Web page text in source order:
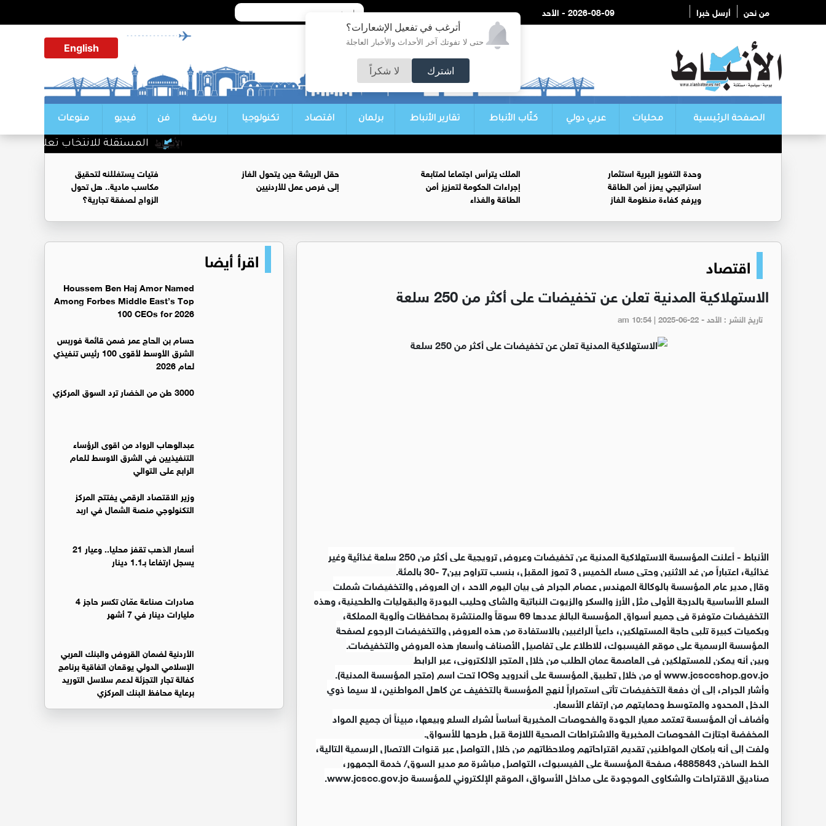
أترغب في تفعيل الإشعارات؟
حتى لا تفوتك آخر الأحداث والأخبار العاجلة
اشترك لا شكراً
من نحن أرسل خبرا 2026-08-09 - الأحد
English
الصفحة الرئيسية محليات عربي دولي كتّاب الأنباط تقارير الأنباط برلمان اقتصاد تكنولوجيا رياضة فن فيديو منوعات
المستقلة للانتخاب تعلن عن فتح باب
وحدة التغويز البرية استثمار
استراتيجي يعزز أمن الطاقة
ويرفع كفاءة منظومة الغاز
الملك يترأس اجتماعا لمتابعة
إجراءات الحكومة لتعزيز أمن
الطاقة والغذاء
حقل الريشة حين يتحول الغاز
إلى فرص عمل للأردنيين
فتيات يستغللنه لتحقيق
مكاسب مادية.. هل تحول
الزواج لصفقة تجارية؟
اقتصاد
الاستهلاكية المدنية تعلن عن تخفيضات على أكثر من 250 سلعة
تاريخ النشر : الأحد - am 10:54 | 2025-06-22
الأنباط -
أعلنت المؤسسة الاستهلاكية المدنية عن تخفيضات وعروض ترويجية على أكثر من 250 سلعة غذائية وغير
غذائية، اعتباراً من غد الاثنين وحتى مساء الخميس 3 تموز المقبل، بنسب تتراوح بين7 -30 بالمئة.
وقال مدير عام المؤسسة بالوكالة المهندس عصام الجراح في بيان اليوم الاحد ، إن العروض والتخفيضات شملت
السلع الأساسية بالدرجة الأولى مثل الأرز والسكر والزيوت النباتية والشاي وحليب البودرة والبقوليات والطحينية، وهذه
التخفيضات متوفرة في جميع أسواق المؤسسة البالغ عددها 69 سوقاً والمنتشرة بمحافظات وألوية المملكة،
وبكميات كبيرة تلبي حاجة المستهلكين، داعياً الراغبين بالاستفادة من هذه العروض والتخفيضات الرجوع لصفحة
المؤسسة الرسمية على موقع الفيسبوك، للاطلاع على تفاصيل الأصناف وأسعار هذه العروض والتخفيضات.
وبين أنه يمكن للمستهلكين في العاصمة عمان الطلب من خلال المتجر الإلكتروني، عبر الرابط
www.jcsccshop.gov.jo أو من خلال تطبيق المؤسسة على أندرويد وIOS تحت اسم (متجر المؤسسة المدنية).
وأشار الجراح، إلى أن دفعة التخفيضات تأتي استمراراً لنهج المؤسسة بالتخفيف عن كاهل المواطنين، لا سيما ذوي
الدخل المحدود والمتوسط وحمايتهم من ارتفاع الأسعار.
وأضاف أن المؤسسة تعتمد معيار الجودة والفحوصات المخبرية أساساً لشراء السلع وبيعها، مبيناً أن جميع المواد
المخفضة اجتازت الفحوصات المخبرية والاشتراطات الصحية اللازمة قبل طرحها للأسواق.
ولفت إلى أنه بإمكان المواطنين تقديم اقتراحاتهم وملاحظاتهم من خلال التواصل عبر قنوات الاتصال الرسمية التالية،
الخط الساخن 4885843، صفحة المؤسسة على الفيسبوك، التواصل مباشرة مع مدير السوق/ خدمة الجمهور،
صناديق الاقتراحات والشكاوى الموجودة على مداخل الأسواق، الموقع الإلكتروني للمؤسسة www.jcscc.gov.jo.
اقرأ أيضا
Houssem Ben Haj Amor Named
Among Forbes Middle East’s Top
100 CEOs for 2026
حسام بن الحاج عمر ضمن قائمة فوربس
الشرق الأوسط لأقوى 100 رئيس تنفيذي
لعام 2026
3000 طن من الخضار ترد السوق المركزي
عبدالوهاب الرواد من اقوى الرؤساء
التنفيذيين في الشرق الاوسط للعام
الرابع على التوالي
وزير الاقتصاد الرقمي يفتتح المركز
التكنولوجي منصة الشمال في اربد
أسعار الذهب تقفز محليا.. وعيار 21
يسجل ارتفاعا بـ1.1 دينار
صادرات صناعة عمّان تكسر حاجز 4
مليارات دينار في 7 أشهر
الأردنية لضمان القروض والبنك العربي
الإسلامي الدولي يوقعان اتفاقية برنامج
كفالة تجار التجزئة لدعم سلاسل التوريد
برعاية محافظ البنك المركزي